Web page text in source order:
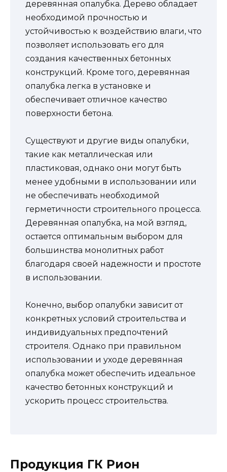
деревянная опалубка. Дерево обладает
необходимой прочностью и
устойчивостью к воздействию влаги, что
позволяет использовать его для
создания качественных бетонных
конструкций. Кроме того, деревянная
опалубка легка в установке и
обеспечивает отличное качество
поверхности бетона.
Существуют и другие виды опалубки,
такие как металлическая или
пластиковая, однако они могут быть
менее удобными в использовании или
не обеспечивать необходимой
герметичности строительного процесса.
Деревянная опалубка, на мой взгляд,
остается оптимальным выбором для
большинства монолитных работ
благодаря своей надежности и простоте
в использовании.
Конечно, выбор опалубки зависит от
конкретных условий строительства и
индивидуальных предпочтений
строителя. Однако при правильном
использовании и уходе деревянная
опалубка может обеспечить идеальное
качество бетонных конструкций и
ускорить процесс строительства.
Продукция ГК Рион